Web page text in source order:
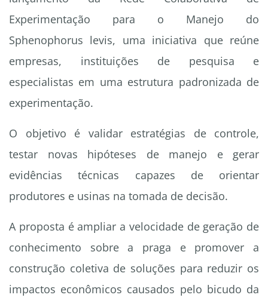
Experimentação para o Manejo do
Sphenophorus levis, uma iniciativa que reúne
empresas, instituições de pesquisa e
especialistas em uma estrutura padronizada de
experimentação.
O objetivo é validar estratégias de controle,
testar novas hipóteses de manejo e gerar
evidências técnicas capazes de orientar
produtores e usinas na tomada de decisão.
A proposta é ampliar a velocidade de geração de
conhecimento sobre a praga e promover a
construção coletiva de soluções para reduzir os
impactos econômicos causados pelo bicudo da